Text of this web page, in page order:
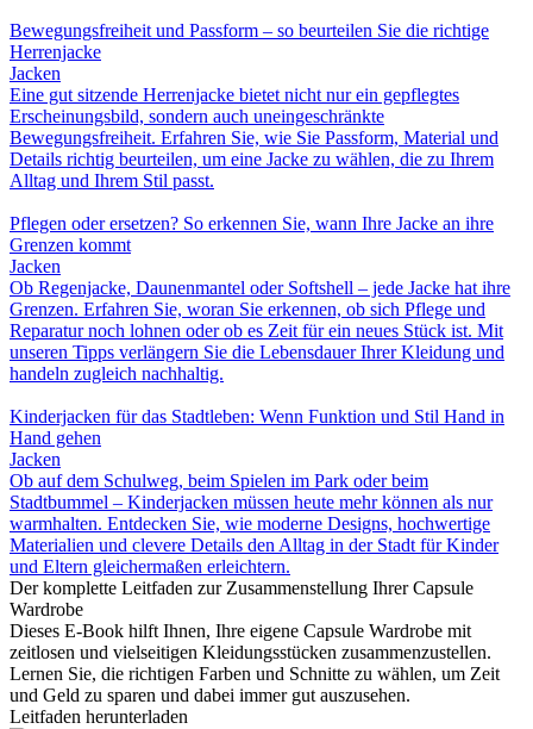
Bewegungsfreiheit und Passform – so beurteilen Sie die richtige
Herrenjacke
Jacken
Eine gut sitzende Herrenjacke bietet nicht nur ein gepflegtes
Erscheinungsbild, sondern auch uneingeschränkte
Bewegungsfreiheit. Erfahren Sie, wie Sie Passform, Material und
Details richtig beurteilen, um eine Jacke zu wählen, die zu Ihrem
Alltag und Ihrem Stil passt.
Pflegen oder ersetzen? So erkennen Sie, wann Ihre Jacke an ihre
Grenzen kommt
Jacken
Ob Regenjacke, Daunenmantel oder Softshell – jede Jacke hat ihre
Grenzen. Erfahren Sie, woran Sie erkennen, ob sich Pflege und
Reparatur noch lohnen oder ob es Zeit für ein neues Stück ist. Mit
unseren Tipps verlängern Sie die Lebensdauer Ihrer Kleidung und
handeln zugleich nachhaltig.
Kinderjacken für das Stadtleben: Wenn Funktion und Stil Hand in
Hand gehen
Jacken
Ob auf dem Schulweg, beim Spielen im Park oder beim
Stadtbummel – Kinderjacken müssen heute mehr können als nur
warmhalten. Entdecken Sie, wie moderne Designs, hochwertige
Materialien und clevere Details den Alltag in der Stadt für Kinder
und Eltern gleichermaßen erleichtern.
Der komplette Leitfaden zur Zusammenstellung Ihrer Capsule
Wardrobe
Dieses E-Book hilft Ihnen, Ihre eigene Capsule Wardrobe mit
zeitlosen und vielseitigen Kleidungsstücken zusammenzustellen.
Lernen Sie, die richtigen Farben und Schnitte zu wählen, um Zeit
und Geld zu sparen und dabei immer gut auszusehen.
Leitfaden herunterladen